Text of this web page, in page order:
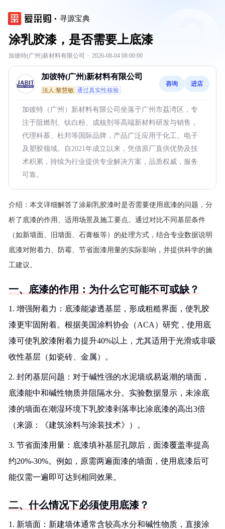
寻源宝典
涂乳胶漆，是否需要上底漆
加彼特(广州)新材料有限公司 · 2026-08-04 08:00:00
加彼特(广州)新材料有限公司
法人:黎慧敏 通过真实性核验
咨询 进店
加彼特（广州）新材料有限公司坐落于广州市荔湾区，专
注于阻燃剂、钛白粉、成核剂等高端新材料研发与销售，
代理科慕、杜邦等国际品牌，产品广泛应用于化工、电子
及塑胶领域。自2021年成立以来，凭借原厂直供优势及技
术积累，持续为行业提供专业解决方案，品质权威，服务
可靠。
介绍： 本文详细解答了涂刷乳胶漆时是否需要使用底漆的问题，分
析了底漆的作用、适用场景及施工要点。通过对比不同基层条件
（如新墙面、旧墙面、石膏板等）的处理方式，结合专业数据说明
底漆对附着力、防霉、节省面漆用量的实际影响，并提供科学的施
工建议。
一、底漆的作用：为什么它可能不可或缺？
1. 增强附着力：底漆能渗透基层，形成粗糙界面，使乳胶
漆更牢固附着。根据美国涂料协会（ACA）研究，使用底
漆可使乳胶漆附着力提升40%以上，尤其适用于光滑或非吸
收性基层（如瓷砖、金属）。
2. 封闭基层问题：对于碱性强的水泥墙或易返潮的墙面，
底漆能中和碱性物质并阻隔水分。实验数据显示，未涂底
漆的墙面在潮湿环境下乳胶漆剥落率比涂底漆的高出3倍
（来源：《建筑涂料与涂装技术》）。
3. 节省面漆用量：底漆填补基层孔隙后，面漆覆盖率提高
约20%-30%。例如，原需两遍面漆的墙面，使用底漆后可
能仅需一遍即可达到相同效果。
二、什么情况下必须使用底漆？
1. 新墙面：新建墙体通常含较高水分和碱性物质，直接涂